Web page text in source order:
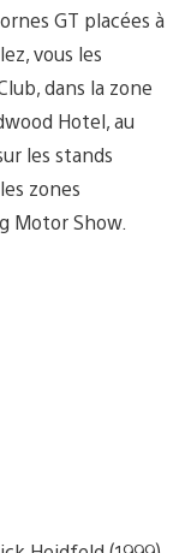
GT placées à
vous les
dans la zone
Hotel, au
les stands
zones
Motor Show.